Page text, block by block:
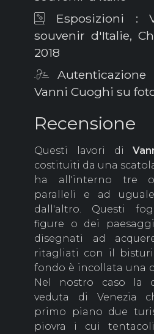
Esposizioni :
souvenir d'Italie,
2018
Autenticazione
Vanni Cuoghi su
Recensione
Questi lavori di
costituiti da una
ha all'interno tre
paralleli e ad
dall'altro. Questi
figure o dei
disegnati ad
ritagliati con il
fondo è incollata una
Nel nostro caso la
veduta di Venezia
primo piano due
piovra i cui